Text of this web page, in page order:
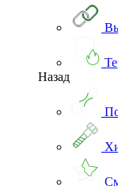
Назад